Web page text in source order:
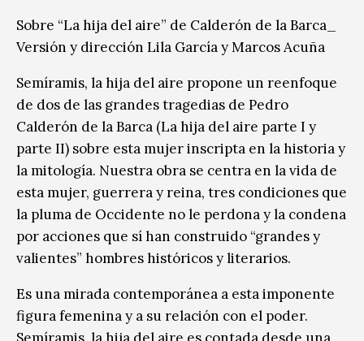
Sobre “La hija del aire” de Calderón de la Barca_
Versión y dirección Lila García y Marcos Acuña
Semíramis, la hija del aire propone un reenfoque
de dos de las grandes tragedias de Pedro
Calderón de la Barca (La hija del aire parte I y
parte II) sobre esta mujer inscripta en la historia y
la mitología. Nuestra obra se centra en la vida de
esta mujer, guerrera y reina, tres condiciones que
la pluma de Occidente no le perdona y la condena
por acciones que sí han construido “grandes y
valientes” hombres históricos y literarios.
Es una mirada contemporánea a esta imponente
figura femenina y a su relación con el poder.